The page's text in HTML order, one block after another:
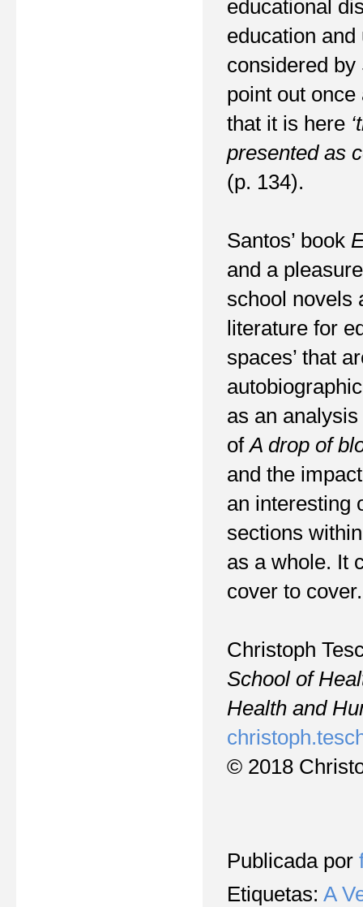
educational
education
considered
point out
that it is here
presented as
(p. 134).
Santos’ book
and a
school novels
literature for
spaces’ that
as an
ofA drop of
and the
an interesting
sections
as a whole. It
cover to cover.
Christoph
School of
Health and
christoph.
© 2018
Publicada por
Etiquetas: A